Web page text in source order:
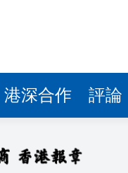
港深合作 評論